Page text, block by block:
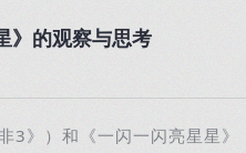
》的观察与思考
》）和《一闪一闪亮星星》